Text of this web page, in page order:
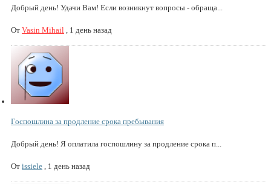
Добрый день! Удачи Вам! Если возникнут вопросы - обраща...
От Vasin Mihail , 1 день назад
Госпошлина за продление срока пребывания
Добрый день! Я оплатила госпошлину за продление срока п...
От issiele , 1 день назад